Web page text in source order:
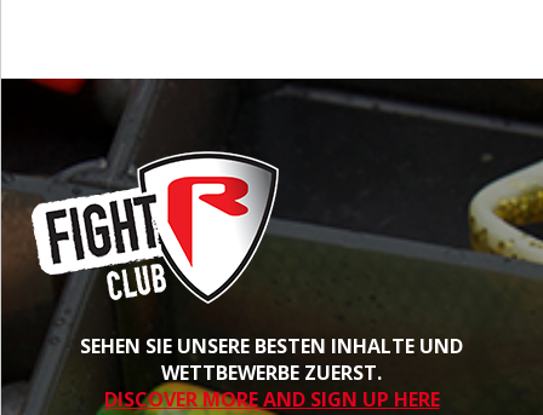
SEHEN SIE UNSERE BESTEN INHALTE UND
WETTBEWERBE ZUERST.
DISCOVER MORE AND SIGN UP HERE